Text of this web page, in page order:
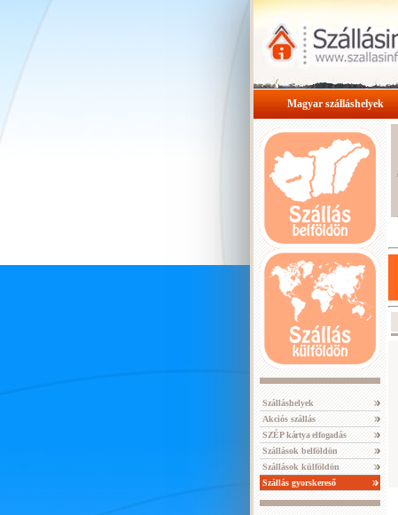
Magyar szálláshelyek
Szálláshelyek
Akciós szállás
SZÉP kártya elfogadás
Szállások belföldön
Szállások külföldön
Szállás gyorskereső